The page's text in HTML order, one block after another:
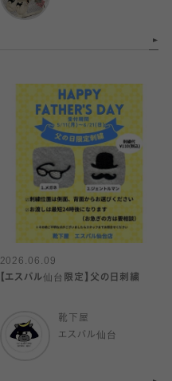
2026.06.09
【エスパル仙台限定】父の日刺繍
靴下屋
エスパル仙台